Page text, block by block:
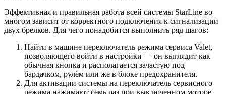
Эффективная и правильная работа всей системы StarLine во
многом зависит от корректного подключения к сигнализации
двух брелков. Для чего понадобится выполнить ряд шагов:
Найти в машине переключатель режима сервиса Valet,
позволяющего войти в настройки — он выглядит как
обычная кнопка и располагается зачастую под
бардачком, рулём или же в блоке предохранителя.
Для активации системы на переключатель сервисного
режима нажимают семь раз при выключенном моторе.